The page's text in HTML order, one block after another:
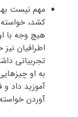
مهم نیست
کشد،
هیچ وجه با
اطرافیان
تجربیاتی
به او
آموزید داد
آوردن